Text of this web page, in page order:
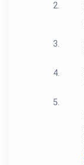
2.
3.
4.
5.